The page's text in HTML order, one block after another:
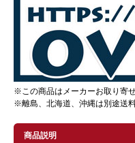
※この商品はメーカーお取り寄
※離島、北海道、沖縄は別途送
商品説明